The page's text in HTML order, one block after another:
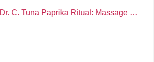
Dr. C. Tuna Paprika Ritual: Massage …